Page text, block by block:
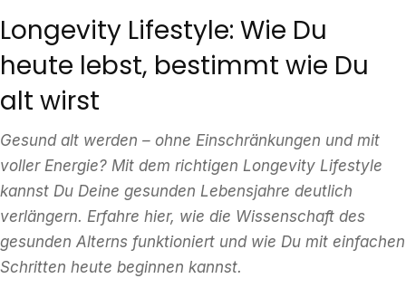
Longevity Lifestyle: Wie Du
heute lebst, bestimmt wie Du
alt wirst
Gesund alt werden – ohne Einschränkungen und mit
voller Energie? Mit dem richtigen Longevity Lifestyle
kannst Du Deine gesunden Lebensjahre deutlich
verlängern. Erfahre hier, wie die Wissenschaft des
gesunden Alterns funktioniert und wie Du mit einfachen
Schritten heute beginnen kannst.